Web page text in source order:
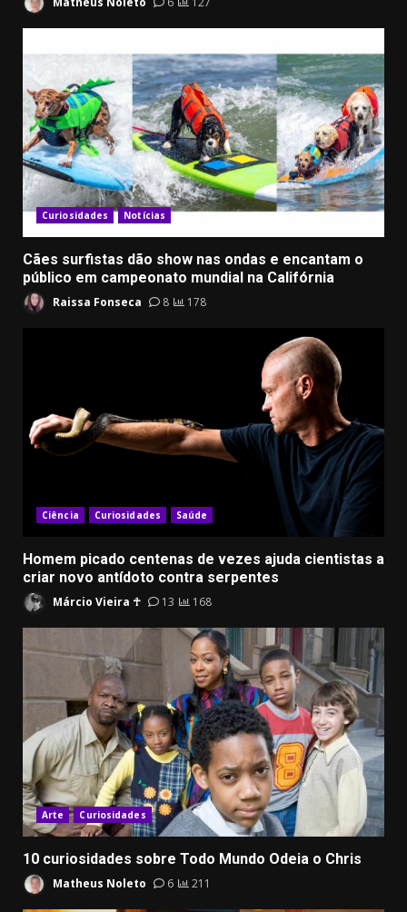
Curiosidades Notícias
Cães surfistas dão show nas ondas e encantam o
público em campeonato mundial na Califórnia
Raissa Fonseca 8 178
Ciência Curiosidades Saúde
Homem picado centenas de vezes ajuda cientistas a
criar novo antídoto contra serpentes
Márcio Vieira ☥ 13 168
Arte Curiosidades
10 curiosidades sobre Todo Mundo Odeia o Chris
Matheus Noleto 6 211